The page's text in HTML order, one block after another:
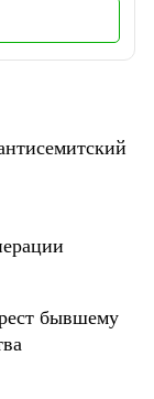
бывшему